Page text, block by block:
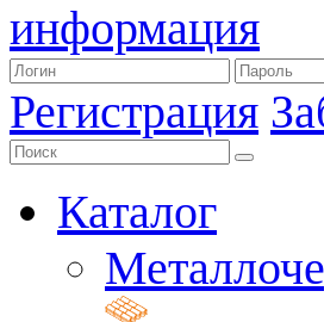
информация
Регистрация
Каталог